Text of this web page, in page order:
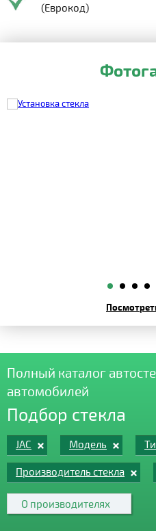
(Еврокод)
Полный каталог
автомобилей
Подбор стекла
JAC Модель
Производитель стекла
О производителях